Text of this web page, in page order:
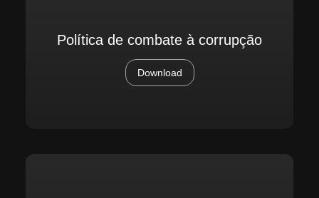
Política de combate à corrupção
Download